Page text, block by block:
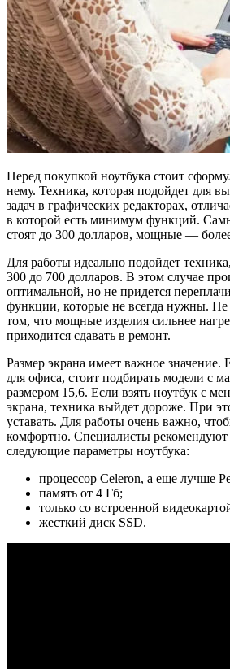
Перед покупкой ноутбука стоит
нему. Техника, которая подойдет для
задач в графических редакторах,
в которой есть минимум функций.
стоят до 300 долларов, мощные —
Для работы идеально подойдет
300 до 700 долларов. В этом случае
оптимальной, но не придется
функции, которые не всегда нужны. Не
том, что мощные изделия сильнее
приходится сдавать в ремонт.
Размер экрана имеет важное значение.
для офиса, стоит подбирать модели с
размером 15,6. Если взять ноутбук с
экрана, техника выйдет дороже. При
уставать. Для работы очень важно,
комфортно. Специалисты рекомендуют
следующие параметры ноутбука:
процессор Celeron, а еще лучше
память от 4 Гб;
только со встроенной
жесткий диск SSD.